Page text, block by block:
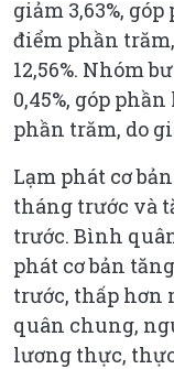
giảm 3,63%,
điểm phần
12,56%. Nhóm
0,45%, góp
phần trăm, do
Lạm phát cơ
tháng trước và
trước. Bình
phát cơ bản
trước, thấp hơn
quân chung,
lương thực,